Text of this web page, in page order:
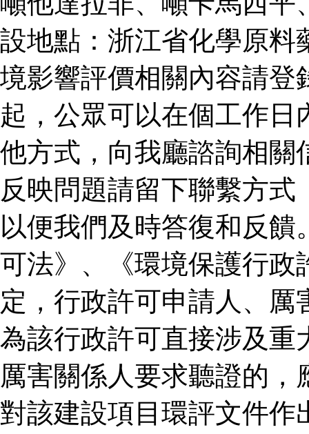
設地點：浙江省化學原料
境影響評價相關內容請登
起，公眾可以在個工作
他方式，向我廳諮詢相關
反映問題請留下聯繫方
以便我們及時答復和反
可法》、《環境保護行政
定，行政許可申請人、
為該行政許可直接涉及重
厲害關係人要求聽證的
對該建設項目環評文件作